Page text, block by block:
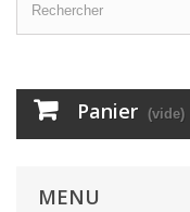
Panier (vide)
MENU